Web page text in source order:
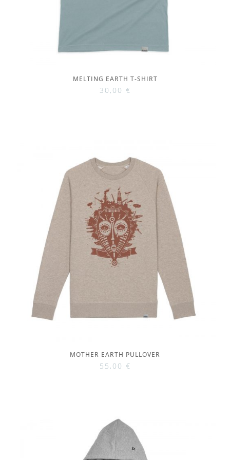
MELTING EARTH T-SHIRT
30,00 €
MOTHER EARTH PULLOVER
55,00 €